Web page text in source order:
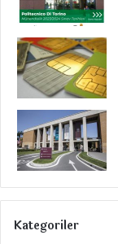
Kategoriler